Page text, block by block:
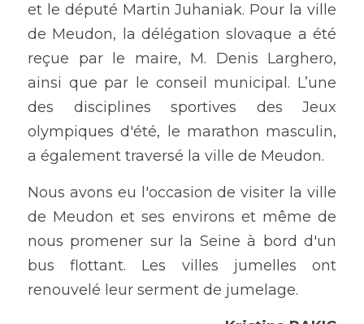
et le député Martin Juhaniak. Pour la ville
de Meudon, la délégation slovaque a été
reçue par le maire, M. Denis Larghero,
ainsi que par le conseil municipal. L’une
des disciplines sportives des Jeux
olympiques d'été, le marathon masculin,
a également traversé la ville de Meudon.
Nous avons eu l'occasion de visiter la ville
de Meudon et ses environs et même de
nous promener sur la Seine à bord d'un
bus flottant. Les villes jumelles ont
renouvelé leur serment de jumelage.